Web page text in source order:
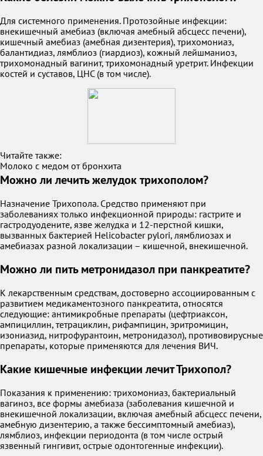
Для системного применения. Протозойные инфекции:
внекишечный амебиаз (включая амебный абсцесс печени),
кишечный амебиаз (амебная дизентерия), трихомониаз,
балантидиаз, лямблиоз (гиардиоз), кожный лейшманиоз,
трихомонадный вагинит, трихомонадный уретрит. Инфекции
костей и суставов, ЦНС (в том числе).
Читайте также:
Молоко с медом от бронхита
Можно ли лечить желудок трихополом?
Назначение Трихопола. Средство применяют при
заболеваниях только инфекционной природы: гастрите и
гастродуодените, язве желудка и 12-перстной кишки,
вызванных бактерией Helicobacter pylori, лямблиозах и
амебиазах разной локализации – кишечной, внекишечной.
Можно ли пить метронидазол при панкреатите?
К лекарственным средствам, достоверно ассоциированным с
развитием медикаментозного панкреатита, относятся
следующие: антимикробные препараты (цефтриаксон,
ампициллин, тетрациклин, рифампицин, эритромицин,
изониазид, нитрофурантоин, метронидазол), противовирусные
препараты, которые применяются для лечения ВИЧ.
Какие кишечные инфекции лечит Трихопол?
Показания к применению: трихомониаз, бактериальный
вагиноз, все формы амебиаза (заболевания кишечной и
внекишечной локализации, включая амебный абсцесс печени,
амебную дизентерию, а также бессимптомный амебиаз),
лямблиоз, инфекции периодонта (в том числе острый
язвенный гингивит, острые одонтогенные инфекции).